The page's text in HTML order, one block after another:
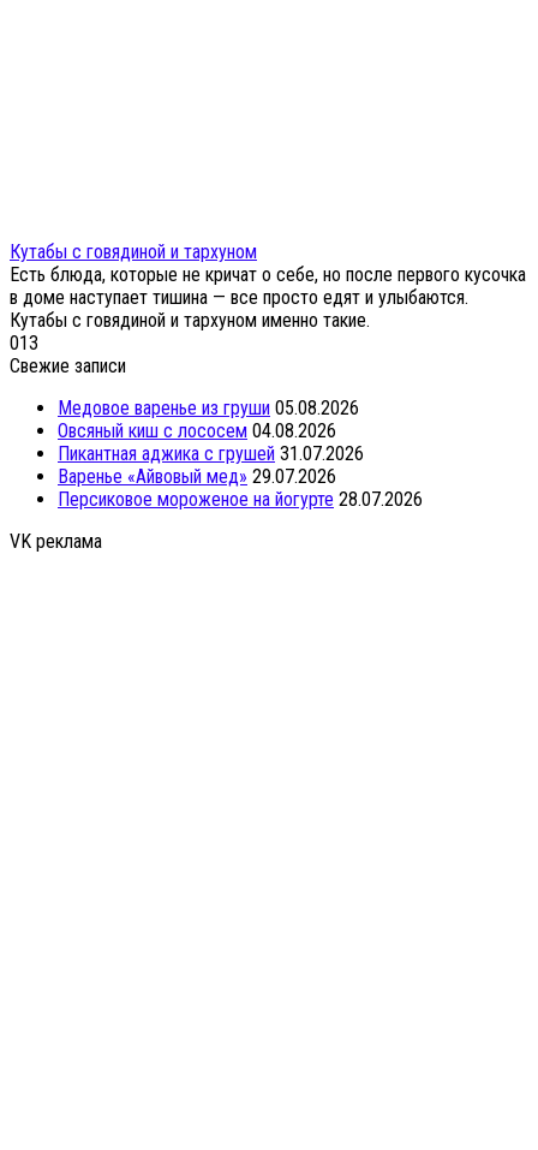
Кутабы с говядиной и тархуном
Есть блюда, которые не кричат о себе, но после первого кусочка
в доме наступает тишина — все просто едят и улыбаются.
Кутабы с говядиной и тархуном именно такие.
013
Свежие записи
Медовое варенье из груши 05.08.2026
Овсяный киш с лососем 04.08.2026
Пикантная аджика с грушей 31.07.2026
Варенье «Айвовый мед» 29.07.2026
Персиковое мороженое на йогурте 28.07.2026
VK реклама